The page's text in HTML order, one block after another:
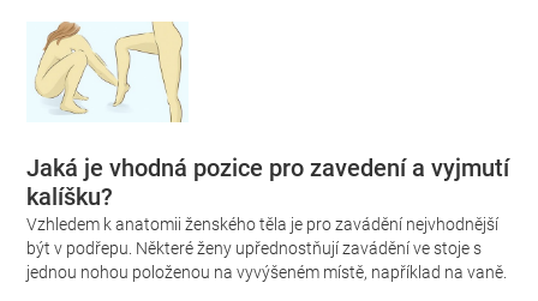
Jaká je vhodná pozice pro zavedení a vyjmutí
kalíšku?
Vzhledem k anatomii ženského těla je pro zavádění nejvhodnější
být v podřepu. Některé ženy upřednostňují zavádění ve stoje s
jednou nohou položenou na vyvýšeném místě, například na vaně.